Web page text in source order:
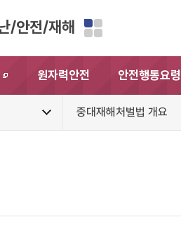
/안전/재해
새창
원자력안전
안전행동요령
중대재해처벌법 개요